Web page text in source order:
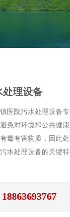
处理设备
医院污水处理设备
免对环境和公共健
毒有害物质，因此
水处理设备的关键